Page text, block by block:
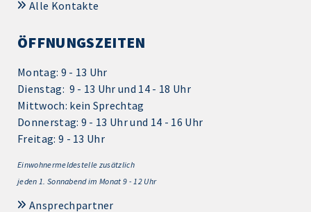
Alle Kontakte
ÖFFNUNGSZEITEN
Montag: 9 - 13 Uhr
Dienstag: 9 - 13 Uhr und 14 - 18 Uhr
Mittwoch: kein Sprechtag
Donnerstag: 9 - 13 Uhr und 14 - 16 Uhr
Freitag: 9 - 13 Uhr
Einwohnermeldestelle zusätzlich
jeden 1. Sonnabend im Monat 9 - 12 Uhr
Ansprechpartner